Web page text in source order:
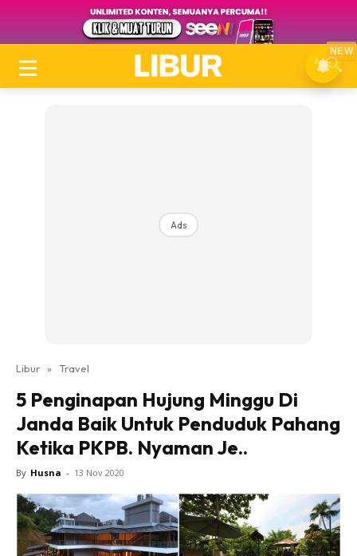
Ads
Libur » Travel
5 Penginapan Hujung Minggu Di
Janda Baik Untuk Penduduk Pahang
Ketika PKPB. Nyaman Je..
By Husna - 13 Nov 2020
NEW